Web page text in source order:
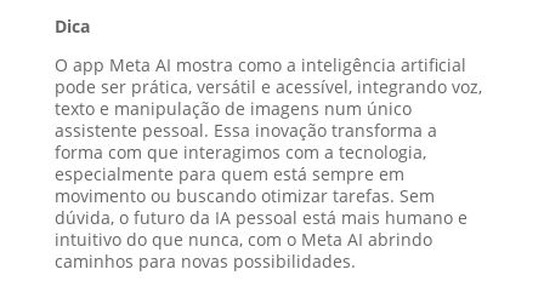
Dica
O app Meta AI mostra como a inteligência artificial
pode ser prática, versátil e acessível, integrando voz,
texto e manipulação de imagens num único
assistente pessoal. Essa inovação transforma a
forma com que interagimos com a tecnologia,
especialmente para quem está sempre em
movimento ou buscando otimizar tarefas. Sem
dúvida, o futuro da IA pessoal está mais humano e
intuitivo do que nunca, com o Meta AI abrindo
caminhos para novas possibilidades.